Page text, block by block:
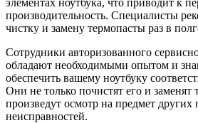
производительность. Специалисты
чистку и замену термопасты раз в
Сотрудники авторизованного
обладают необходимыми опытом и
обеспечить вашему ноутбуку
Они не только почистят его и заменят
произведут осмотр на предмет
неисправностей.